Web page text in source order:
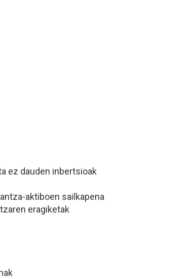
ez dauden inbertsioak
aktiboen sailkapena
eragiketak